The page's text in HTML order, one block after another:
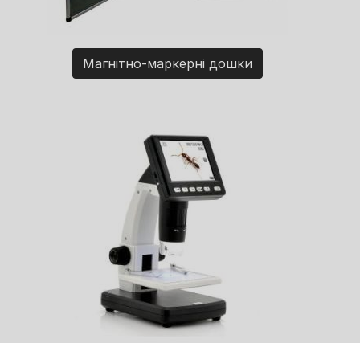
Магнітно-маркерні дошки